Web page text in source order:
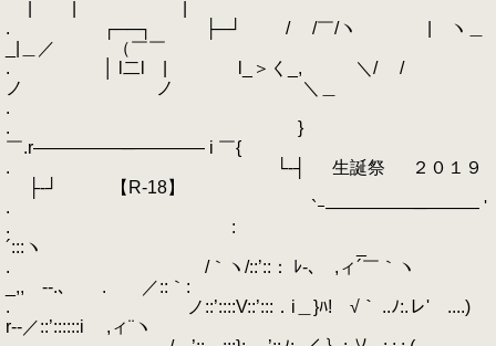
. ┌──┐ ├─┘ / /￣/ヽ | ヽ＿
_|＿／ （￣￣
. │ l二l | l_＞く_, ＼/ /
ノ ノ ＼＿
.
. }
￣.r―――――─―――― i ￣{
. └‐┤ 生誕祭 ２０１９
├‐┘ 【R-18】
. `ｰ―――――─――― '
. :
´:::ヽ _
. /｀ヽ/::’::： ﾚ-､ ,ィ´￣｀ヽ
_,, ‐-.､ . ／::｀:
. ノ::’::::V::’:::．i＿}ﾊ! √｀ ..ﾉ:.レ' ....)
r‐‐／::’::::::i ,ィ¨ヽ